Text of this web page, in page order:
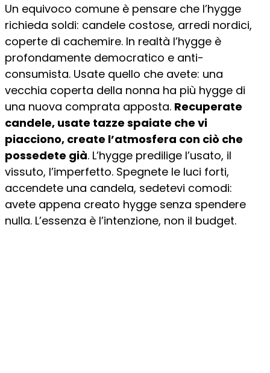
Un equivoco comune è pensare che l’hygge
richieda soldi: candele costose, arredi nordici,
coperte di cachemire. In realtà l’hygge è
profondamente democratico e anti-
consumista. Usate quello che avete: una
vecchia coperta della nonna ha più hygge di
una nuova comprata apposta. Recuperate
candele, usate tazze spaiate che vi
piacciono, create l’atmosfera con ciò che
possedete già. L’hygge predilige l’usato, il
vissuto, l’imperfetto. Spegnete le luci forti,
accendete una candela, sedetevi comodi:
avete appena creato hygge senza spendere
nulla. L’essenza è l’intenzione, non il budget.